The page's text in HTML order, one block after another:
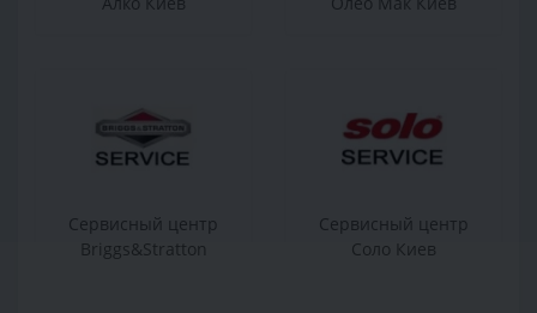
Сервисный центр
Briggs&Stratton
Сервисный центр
Соло Киев